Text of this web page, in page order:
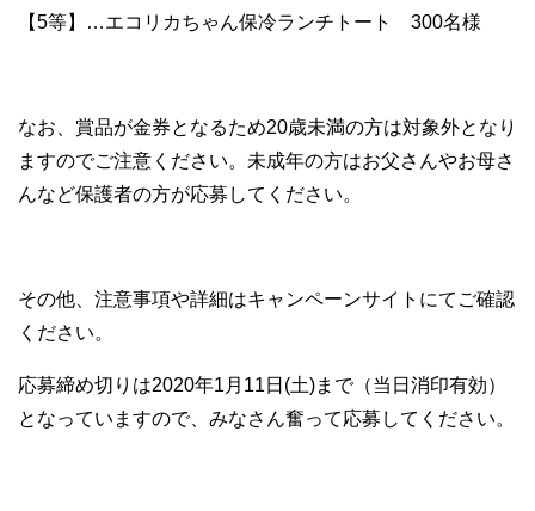
【5等】…エコリカちゃん保冷ランチトート 300名様
なお、賞品が金券となるため20歳未満の方は対象外となり
ますのでご注意ください。未成年の方はお父さんやお母さ
んなど保護者の方が応募してください。
その他、注意事項や詳細はキャンペーンサイトにてご確認
ください。
応募締め切りは2020年1月11日(土)まで（当日消印有効）
となっていますので、みなさん奮って応募してください。